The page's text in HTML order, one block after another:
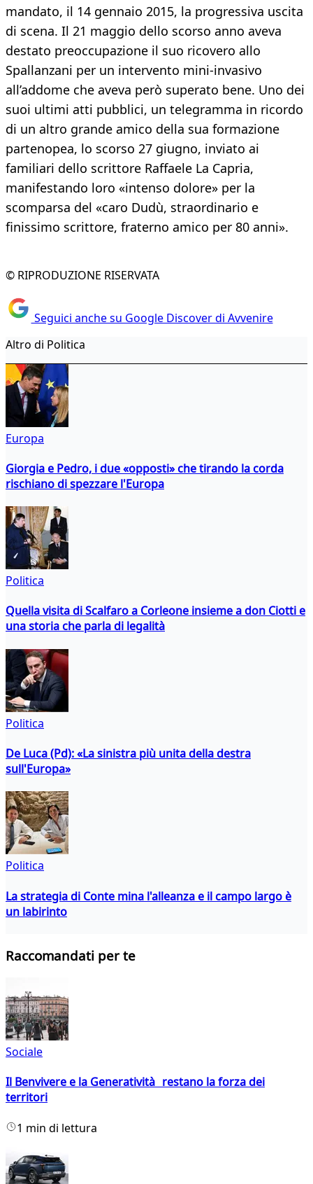
mandato, il 14 gennaio 2015, la progressiva uscita
di scena. Il 21 maggio dello scorso anno aveva
destato preoccupazione il suo ricovero allo
Spallanzani per un intervento mini-invasivo
all’addome che aveva però superato bene. Uno dei
suoi ultimi atti pubblici, un telegramma in ricordo
di un altro grande amico della sua formazione
partenopea, lo scorso 27 giugno, inviato ai
familiari dello scrittore Raffaele La Capria,
manifestando loro «intenso dolore» per la
scomparsa del «caro Dudù, straordinario e
finissimo scrittore, fraterno amico per 80 anni».
© RIPRODUZIONE RISERVATA
Seguici anche su Google Discover di Avvenire
Altro di Politica
Europa
Giorgia e Pedro, i due «opposti» che tirando la corda
rischiano di spezzare l'Europa
Politica
Quella visita di Scalfaro a Corleone insieme a don Ciotti e
una storia che parla di legalità
Politica
De Luca (Pd): «La sinistra più unita della destra
sull'Europa»
Politica
La strategia di Conte mina l'alleanza e il campo largo è
un labirinto
Raccomandati per te
Sociale
Il Benvivere e la Generatività restano la forza dei
territori
1 min di lettura